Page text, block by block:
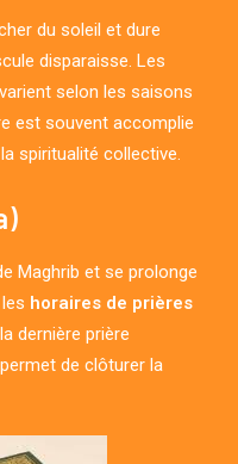
du soleil et dure
disparaisse. Les
selon les saisons
est souvent accomplie
spiritualité collective.
Maghrib et se prolonge
horaires de prières
dernière prière
de clôturer la